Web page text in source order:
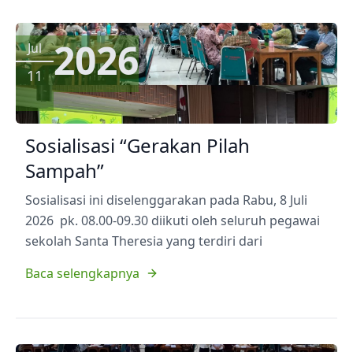
Jul
11 2026
Sosialisasi “Gerakan Pilah
Sampah”
Sosialisasi ini diselenggarakan pada Rabu, 8 Juli
2026 pk. 08.00-09.30 diikuti oleh seluruh pegawai
sekolah Santa Theresia yang terdiri dari
Baca selengkapnya